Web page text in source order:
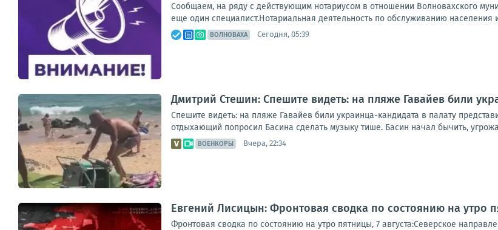
Сообщаем, на ряду с действующим нотариусом в отношении Волновахского
еще один специалист.Нотариальная деятельность по обслуживанию населения
ВОЛНОВАХА Сегодня, 05:39
Дмитрий Стешин: Спешите видеть: на пляже Гавайев били
Спешите видеть: на пляже Гавайев били украинца-кандидата в палату
отдыхающий попросил Басина сделать музыку тише. Басин начал бычить,
ВОЕНКОРЫ Вчера, 22:34
Евгений Лисицын: Фронтовая сводка по состоянию на утро
Фронтовая сводка по состоянию на утро пятницы, 7 августа:Северское